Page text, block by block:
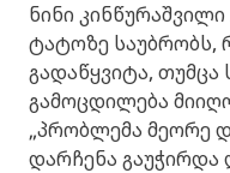
ნინი
ტატოზე საუბრობს,
გადაწყვიტა, თუმცა
გამოცდილება
„პრობლემა მეორე
დარჩენა გაუჭირდა